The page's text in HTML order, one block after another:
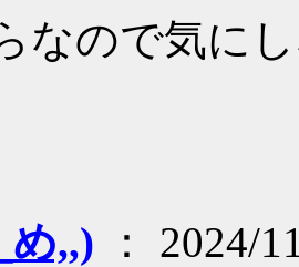
なので気に
め,,) ： 2024/